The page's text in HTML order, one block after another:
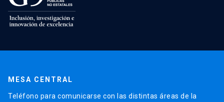
MESA CENTRAL
Teléfono para comunicarse con las distintas áreas de la